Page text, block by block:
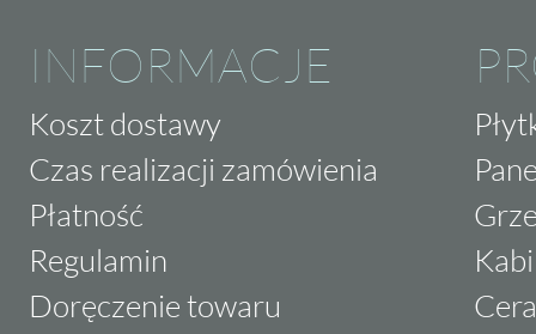
INFORMACJE
Koszt dostawy
Czas realizacji zamówienia
Płatność
Regulamin
Doręczenie towaru